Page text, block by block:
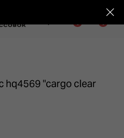
Подарочные сертификаты
hq4569 "cargo clear